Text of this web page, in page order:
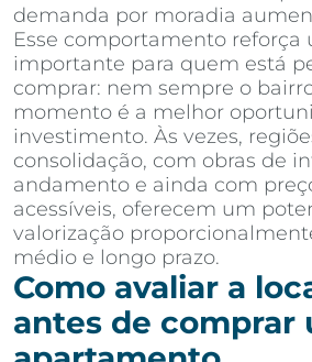
demanda por moradia
Esse comportamento reforça
importante para quem está
comprar: nem sempre o
momento é a melhor
investimento. Às vezes,
consolidação, com obras de
andamento e ainda com
acessíveis, oferecem um
valorização
médio e longo prazo.
Como avaliar a
antes de comprar